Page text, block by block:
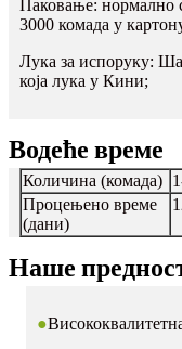
Паковање: нормално
3000 комада у
Лука за испоруку:
која лука у Кини;
Водеће време
Количина (комада)
Процењено време
(дани)
Наше
●